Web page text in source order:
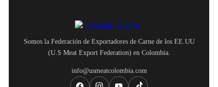
Somos la Federación de Exportadores de Carne de los EE.UU
(U.S Meat Export Federation) en Colombia.
info@usmeatcolombia.com